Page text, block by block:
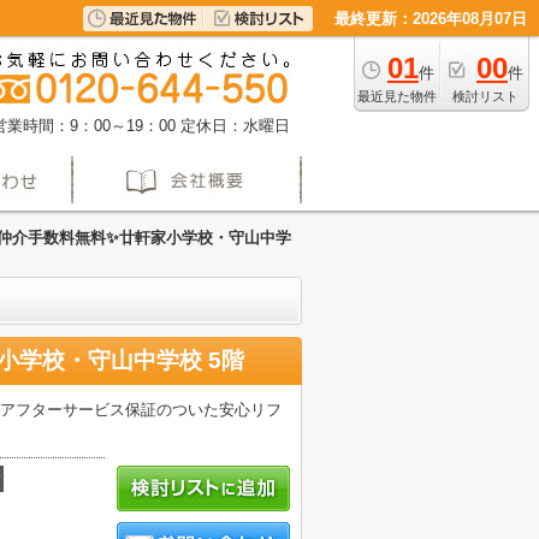
最終更新：2026年08月07日
01件
最近見た物件
00件
検討リスト
業時間：9：00～19：00 定休日：水曜日
介手数料無料✨️廿軒家小学校・守山中学
学校・守山中学校 5階
フターサービス保証のついた安心リフ